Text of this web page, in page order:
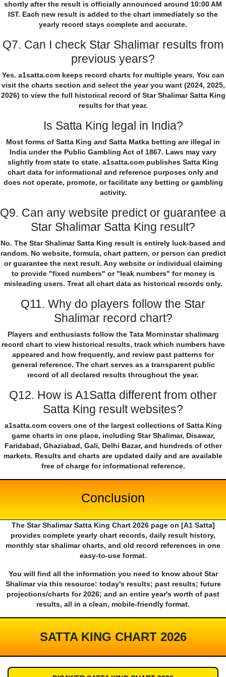
shortly after the result is officially announced around 10:00 AM
IST. Each new result is added to the chart immediately so the
yearly record stays complete and accurate.
Q7. Can I check Star Shalimar results from
previous years?
Yes. a1satta.com keeps record charts for multiple years. You can
visit the charts section and select the year you want (2024, 2025,
2026) to view the full historical record of Star Shalimar Satta King
results for that year.
Is Satta King legal in India?
Most forms of Satta King and Satta Matka betting are illegal in
India under the Public Gambling Act of 1867. Laws may vary
slightly from state to state. a1satta.com publishes Satta King
chart data for informational and reference purposes only and
does not operate, promote, or facilitate any betting or gambling
activity.
Q9. Can any website predict or guarantee a
Star Shalimar Satta King result?
No. The Star Shalimar Satta King result is entirely luck-based and
random. No website, formula, chart pattern, or person can predict
or guarantee the next result. Any website or individual claiming
to provide "fixed numbers" or "leak numbers" for money is
misleading users. Treat all chart data as historical records only.
Q11. Why do players follow the Star
Shalimar record chart?
Players and enthusiasts follow the Tata Morninstar shalimarg
record chart to view historical results, track which numbers have
appeared and how frequently, and review past patterns for
general reference. The chart serves as a transparent public
record of all declared results throughout the year.
Q12. How is A1Satta different from other
Satta King result websites?
a1satta.com covers one of the largest collections of Satta King
game charts in one place, including Star Shalimar, Disawar,
Faridabad, Ghaziabad, Gali, Delhi Bazar, and hundreds of other
markets. Results and charts are updated daily and are available
free of charge for informational reference.
Conclusion
The Star Shalimar Satta King Chart 2026 page on [A1 Satta]
provides complete yearly chart records, daily result history,
monthly star shalimar charts, and old record references in one
easy-to-use format.
You will find all the information you need to know about Star
Shalimar via this resource: today's results; past results; future
projections/charts for 2026; and an entire year's worth of past
results, all in a clean, mobile-friendly format.
SATTA KING CHART 2026